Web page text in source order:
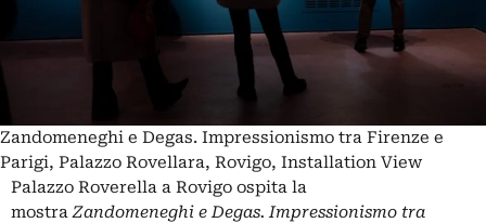
Zandomeneghi e Degas. Impressionismo tra Firenze e
Parigi, Palazzo Rovellara, Rovigo, Installation View
Palazzo Roverella a Rovigo ospita la
mostraZandomeneghi e Degas. Impressionismo tra